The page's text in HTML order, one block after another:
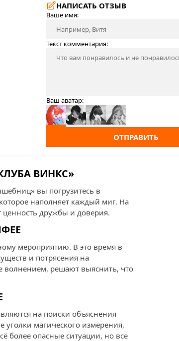
НАПИСАТЬ ОТЗЫВ
Ваше имя:
Текст комментария:
Ваш аватар:
ОТПРАВИТЬ
ВИНКС»
вы погрузитесь в
наполняет каждый миг. На
ценность дружбы и доверия.
мероприятию. В это время в
и потрясения на
волнением, решают выяснить, что
на поиски объяснения
магического измерения,
более опасные ситуации, но все